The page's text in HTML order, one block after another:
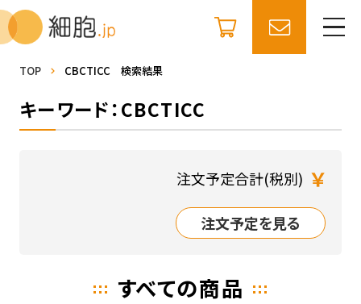
TOP CBCTICC 検索結果
キーワード：CBCTICC
注文予定合計(税別) ￥
注文予定を見る
すべての商品